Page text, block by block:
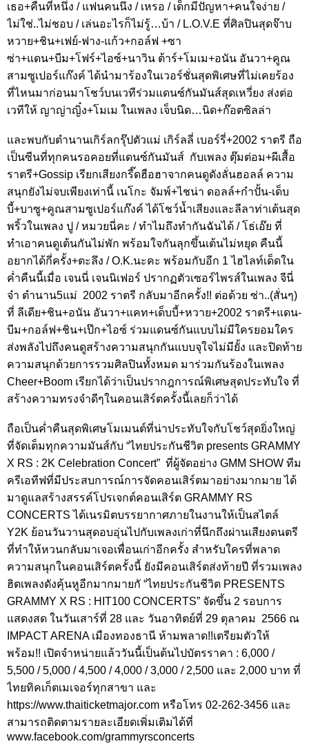
เธอ+คืนที่หนึ่ง / แฟนคนนึง / เหรอ / เด็กมีปัญหา+คนใจง่าย /
ไม่ใช่..ไม่ชอบ / เล่นอะไรก็ไม่รู้…บ้า / L.O.V.E ที่ศิลปินสุดจ๊าบ
หวาย+ชิน+เฟย์-ฟาง-แก้ว+กอล์ฟ +ซา
ซ่า+แดน+บีม+โฟร์+ไอซ์+นาวิน ต้าร์+โมเม+อนัน อันวา+คูณ
สามซูเปอร์แก๊งค์ ได้นำมาร้องในเวอร์ชั่นสุดพิเศษที่ไม่เคยร้อง
ที่ไหนมาก่อนมาโชว์บนเวทีร่วมแดนซ์กันมันส์สุดเหวี่ยง ส่งต่อ
เวทีให้ ญาญ่าญิ๋ง+โมเม ในเพลง เจ็บนิด…นิด+ก๊อตซิลล่า
และพบกับตำนานเกิร์ลกรุ๊ปตัวแม่ เกิร์ลลี่ เบอร์รี่+2002 ราตรี ถือ
เป็นซีนที่ทุกคนรอคอยที่แดนซ์กันมันส์ กับเพลง ตุ๊มต่อม+ผีเสื้อ
ราตรี+Gossip เรียกเสียงกรี๊ดฮือฮาจากคนดูดังลั่นฮอลล์ ความ
สนุกยังไม่จบเพียงเท่านี้ เนโกะ จัมพ์+ไชน่า ดอลล์+กำปั้น-เด็บ
บี้+บาซู+คูณสามซูเปอร์แก๊งค์ ได้โชว์น้ำเสียงและลีลาท่าเต้นสุด
พริ้วในเพลง ปู / หมวยนี่คะ / ทำไมถึงทำกันฉันได้ / โธ่เอ๊ย ที่
ทำเอาคนดูเต้นกันไม่พัก พร้อมใจกันลุกขึ้นเต้นไม่หยุด คืนนี้
อยากได้กี่ครั้ง+ตะลึง / O.K.นะคะ พร้อมกับอีก 1 ไฮไลท์เด็ดใน
ค่ำคืนนี้เมื่อ เจนนี่ เจนนิเฟอร์ ปรากฏตัวเซอร์ไพรส์ในเพลง จีนี่
จ๋า ตำนาน5แม่ 2002 ราตรี กลับมาอีกครั้ง!! ต่อด้วย ซ่า..(สั่นๆ)
ที่ ลีเดีย+ชิน+อนัน อันวา+แคท+เด็บบี้+หวาย+2002 ราตรี+แดน-
บีม+กอล์ฟ+ชิน+เป๊ก+ไอซ์ ร่วมแดนซ์กันแบบไม่มีใครยอมใคร
ส่งพลังไปถึงคนดูสร้างความสนุกกันแบบจุใจไม่มียั้ง และปิดท้าย
ความสนุกด้วยการรวมศิลปินทั้งหมด มาร่วมกันร้องในเพลง
Cheer+Boom เรียกได้ว่าเป็นปรากฎการณ์พิเศษสุดประทับใจ ที่
สร้างความทรงจำดีๆในคอนเสิร์ตครั้งนี้เลยก็ว่าได้
ถือเป็นค่ำคืนสุดพิเศษโมเมนต์ที่น่าประทับใจกับโชว์สุดยิ่งใหญ่
ที่จัดเต็มทุกความมันส์กับ “ไทยประกันชีวิต presents GRAMMY
X RS : 2K Celebration Concert” ที่ผู้จัดอย่าง GMM SHOW ทีม
ครีเอทีฟที่มีประสบการณ์การจัดคอนเสิร์ตมาอย่างมากมาย ได้
มาดูแลสร้างสรรค์โปรเจกต์คอนเสิร์ต GRAMMY RS
CONCERTS ได้เนรมิตบรรยากาศภายในงานให้เป็นสไตล์
Y2K ย้อนวันวานสุดอบอุ่นไปกับเพลงเก่าที่นึกถึงผ่านเสียงดนตรี
ที่ทำให้หวนกลับมาเจอเพื่อนเก่าอีกครั้ง สำหรับใครที่พลาด
ความสนุกในคอนเสิร์ตครั้งนี้ ยังมีคอนเสิร์ตส่งท้ายปี ที่รวมเพลง
ฮิตเพลงดังคุ้นหูอีกมากมายกั “ไทยประกันชีวิต PRESENTS
GRAMMY X RS : HIT100 CONCERTS” จัดขึ้น 2 รอบการ
แสดงสด ในวันเสาร์ที่ 28 และ วันอาทิตย์ที่ 29 ตุลาคม 2566 ณ
IMPACT ARENA เมืองทองธานี ห้ามพลาด!!เตรียมตัวให้
พร้อม!! เปิดจำหน่ายแล้ววันนี้เป็นต้นไปบัตรราคา : 6,000 /
5,500 / 5,000 / 4,500 / 4,000 / 3,000 / 2,500 และ 2,000 บาท ที่
ไทยทิคเก็ตเมเจอร์ทุกสาขา และ
https://www.thaiticketmajor.com หรือโทร 02-262-3456 และ
สามารถติดตามรายละเอียดเพิ่มเติมได้ที่
www.facebook.com/grammyrsconcerts